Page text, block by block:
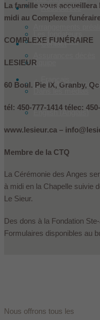
Évaluation des
Les Le Sieur
Les fondateurs
Équipe
Dans les médias
Ressources
Hébergement
Contact
English( Anglais )
La famille vous accueillera
midi au Complexe
COMPLEXE FUNÉRAIRE
LESIEUR
60 Boul. Pie IX, Granby, Qc
tél: 450-777-1414 télec:
www.lesieur.ca –
Membre de la CTQ
La Cérémonie des Anges
à midi en la Chapelle suivie
Le Sieur.
Des dons à la Fondation
Formulaires disponibles au
Nous offrons tous les